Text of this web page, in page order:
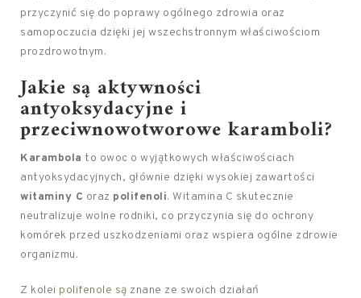
przyczynić się do poprawy ogólnego zdrowia oraz
samopoczucia dzięki jej wszechstronnym właściwościom
prozdrowotnym.
Jakie są aktywności
antyoksydacyjne i
przeciwnowotworowe karamboli?
Karambola to owoc o wyjątkowych właściwościach
antyoksydacyjnych, głównie dzięki wysokiej zawartości
witaminy C oraz polifenoli. Witamina C skutecznie
neutralizuje wolne rodniki, co przyczynia się do ochrony
komórek przed uszkodzeniami oraz wspiera ogólne zdrowie
organizmu.
Z kolei polifenole są znane ze swoich działań